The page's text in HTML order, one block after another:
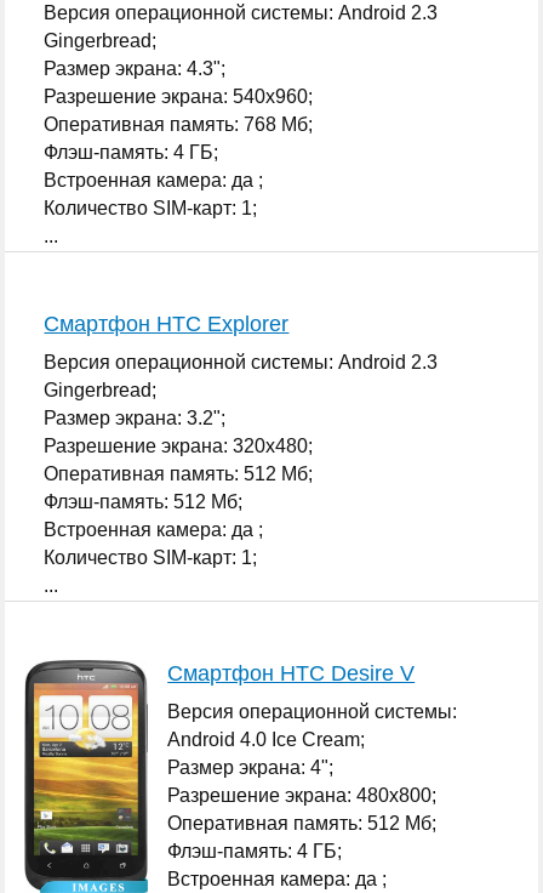
Версия операционной системы: Android 2.3
Gingerbread;
Размер экрана: 4.3";
Разрешение экрана: 540x960;
Оперативная память: 768 Мб;
Флэш-память: 4 ГБ;
Встроенная камера: да ;
Количество SIM-карт: 1;
...
Смартфон HTC Explorer
Версия операционной системы: Android 2.3
Gingerbread;
Размер экрана: 3.2";
Разрешение экрана: 320x480;
Оперативная память: 512 Мб;
Флэш-память: 512 Мб;
Встроенная камера: да ;
Количество SIM-карт: 1;
...
Смартфон HTC Desire V
Версия операционной системы:
Android 4.0 Ice Cream;
Размер экрана: 4";
Разрешение экрана: 480x800;
Оперативная память: 512 Мб;
Флэш-память: 4 ГБ;
Встроенная камера: да ;